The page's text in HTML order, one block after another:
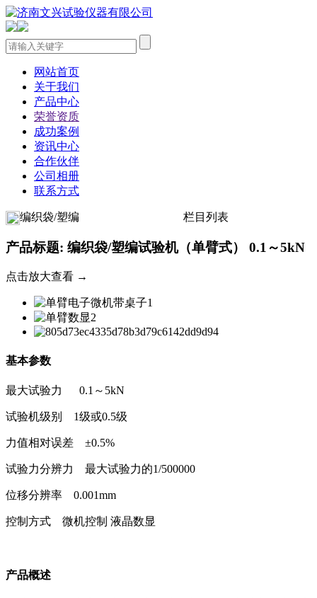
网站首页
关于我们
产品中心
荣誉资质
成功案例
资讯中心
合作伙伴
公司相册
联系方式
编织袋/塑编 栏目列表
产品标题: 编织袋/塑编试验机（单臂式） 0.1～5kN
点击放大查看 →
基本参数
最大试验力 0.1～5kN
试验机级别 1级或0.5级
力值相对误差 ±0.5%
试验力分辨力 最大试验力的1/500000
位移分辨率 0.001mm
控制方式 微机控制 液晶数显
产品概述